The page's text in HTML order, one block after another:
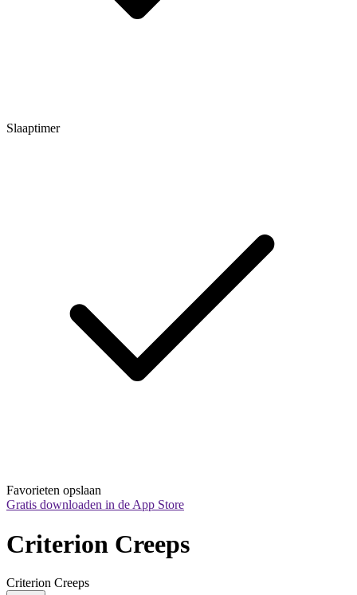
Slaaptimer
Favorieten opslaan
Gratis downloaden in de App Store
Criterion Creeps
Criterion Creeps